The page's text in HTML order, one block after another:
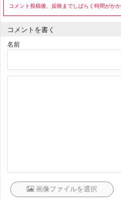
コメント投稿後、反映までしばらく時間がかか
コメントを書く
名前